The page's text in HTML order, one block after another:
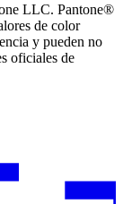
LLC. Pantone®
de color
y pueden no
oficiales de